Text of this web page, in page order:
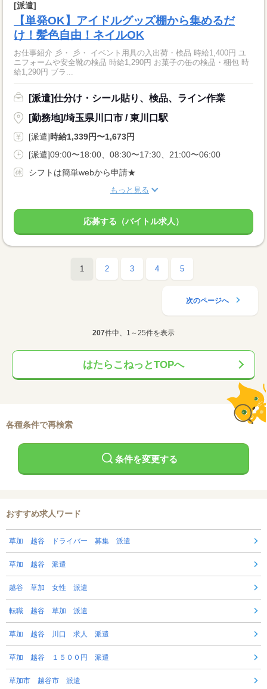
[派遣]
【単発OK】アイドルグッズ棚から集めるだ
け！髪色自由！ネイルOK
お仕事紹介 彡・ 彡・ イベント用具の入出荷・検品 時給1,400円 ユ
ニフォームや安全靴の検品 時給1,290円 お菓子の缶の検品・梱包 時
給1,290円 ブラ...
[派遣]仕分け・シール貼り、検品、ライン作業
[勤務地]/埼玉県川口市 / 東川口駅
[派遣]時給1,339円〜1,673円
[派遣]09:00〜18:00、08:30〜17:30、21:00〜06:00
シフトは簡単webから申請★
もっと見る
応募する（バイトル求人）
1 2 3 4 5
次のページへ
207件中、1～25件を表示
はたらこねっとTOPへ
各種条件で再検索
条件を変更する
おすすめ求人ワード
草加 越谷 ドライバー 募集 派遣
草加 越谷 派遣
越谷 草加 女性 派遣
転職 越谷 草加 派遣
草加 越谷 川口 求人 派遣
草加 越谷 １５００円 派遣
草加市 越谷市 派遣